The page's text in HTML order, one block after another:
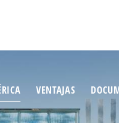
VENTAJAS